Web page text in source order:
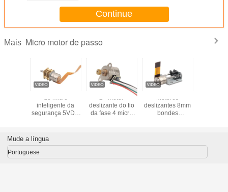
precisão
Continue
Mais Micro motor de passo
fase 4
do micro
inteligente da
segurança 5VDC
deslizante
alinhado 10mm 2
movimentação
bipolar
2 - motor
deslizante do fio
da fase 4 micro
movimentação de
Motores
deslizantes 8mm
bondes
estojo compacto
Mude a língua
Portuguese